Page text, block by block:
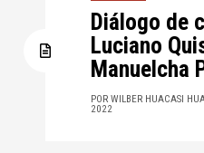
Diálogo de
Luciano
Manuelcha
POR WILBER HUACASI
2022